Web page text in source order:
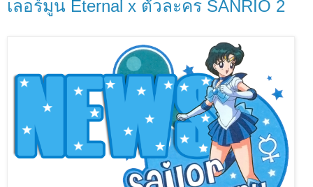
เลอร์มูน Eternal x ตัวละคร SANRIO 2